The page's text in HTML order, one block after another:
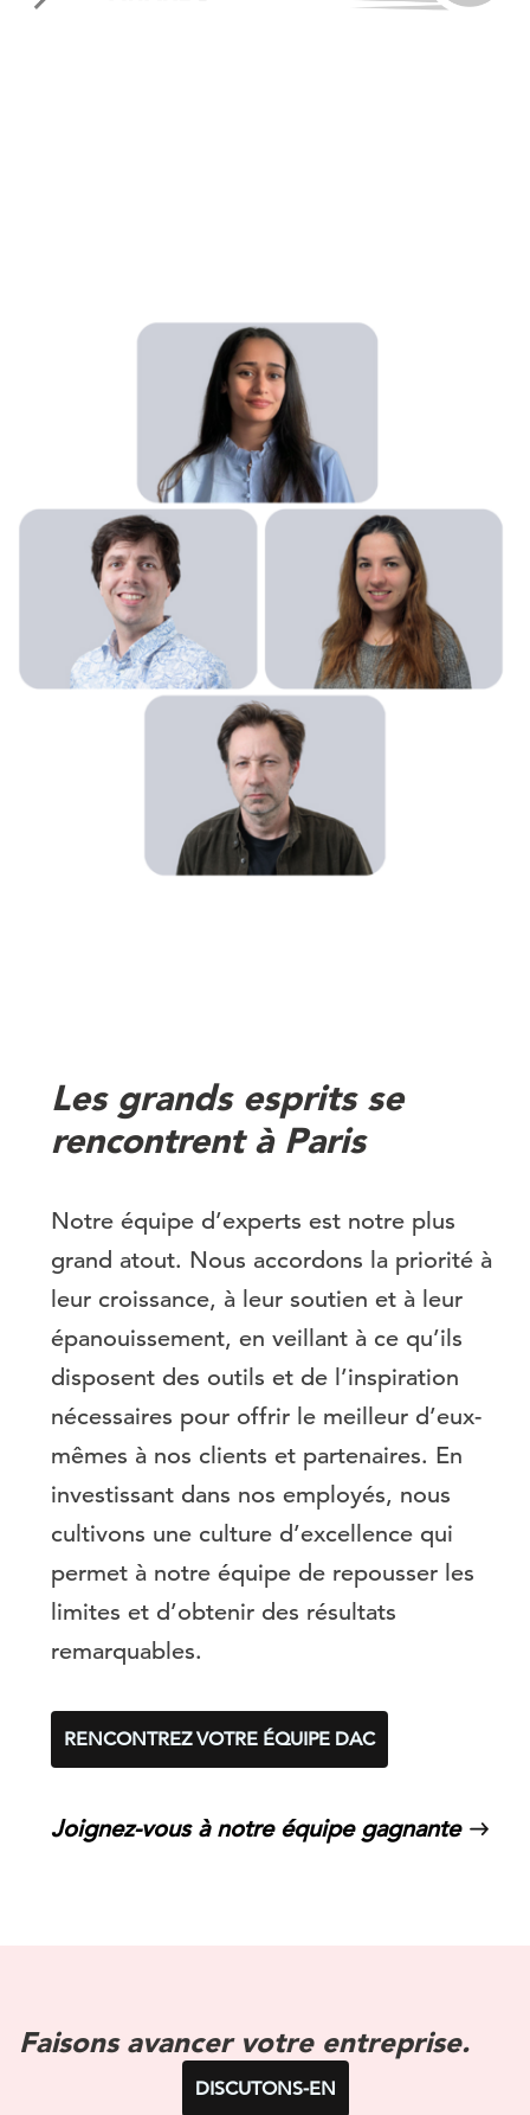
Les grands esprits se
rencontrent à Paris
Notre équipe d’experts est notre plus
grand atout. Nous accordons la priorité à
leur croissance, à leur soutien et à leur
épanouissement, en veillant à ce qu’ils
disposent des outils et de l’inspiration
nécessaires pour offrir le meilleur d’eux-
mêmes à nos clients et partenaires. En
investissant dans nos employés, nous
cultivons une culture d’excellence qui
permet à notre équipe de repousser les
limites et d’obtenir des résultats
remarquables.
RENCONTREZ VOTRE ÉQUIPE DAC
Joignez-vous à notre équipe gagnante
Faisons avancer votre entreprise.
DISCUTONS-EN